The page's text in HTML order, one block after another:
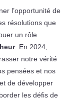
l’opportunité de
résolutions que
un rôle
. En 2024,
notre vérité
pensées et nos
de développer
les défis de